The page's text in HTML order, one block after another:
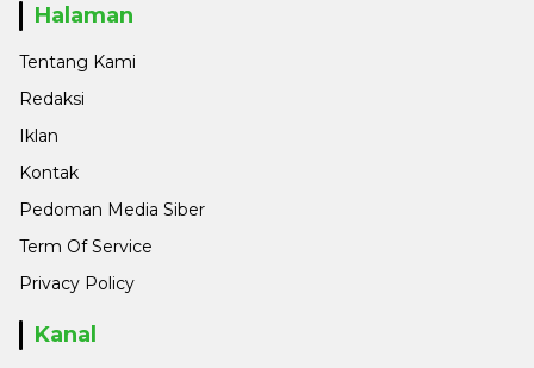
Halaman
Tentang Kami
Redaksi
Iklan
Kontak
Pedoman Media Siber
Term Of Service
Privacy Policy
Kanal